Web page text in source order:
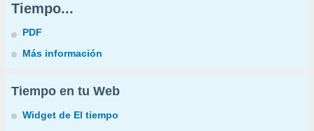
Tiempo...
PDF
Más información
Tiempo en tu Web
Widget de El tiempo